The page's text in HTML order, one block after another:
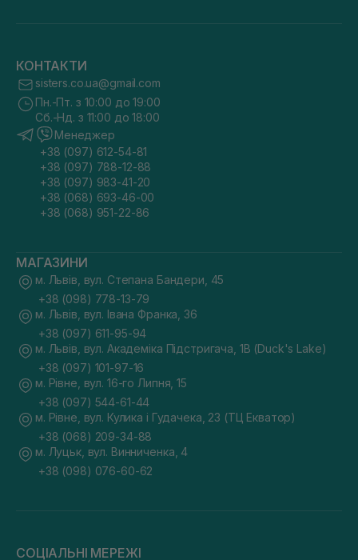
КОНТАКТИ
sisters.co.ua@gmail.com
Пн.-Пт. з 10:00 до 19:00
Сб.-Нд. з 11:00 до 18:00
Менеджер
+38 (097) 612-54-81
+38 (097) 788-12-88
+38 (097) 983-41-20
+38 (068) 693-46-00
+38 (068) 951-22-86
МАГАЗИНИ
м. Львів, вул. Степана Бандери, 45
+38 (098) 778-13-79
м. Львів, вул. Івана Франка, 36
+38 (097) 611-95-94
м. Львів, вул. Академіка Підстригача, 1В (Duck's Lake)
+38 (097) 101-97-16
м. Рівне, вул. 16-го Липня, 15
+38 (097) 544-61-44
м. Рівне, вул. Кулика і Гудачека, 23 (ТЦ Екватор)
+38 (068) 209-34-88
м. Луцьк, вул. Винниченка, 4
+38 (098) 076-60-62
СОЦІАЛЬНІ МЕРЕЖІ